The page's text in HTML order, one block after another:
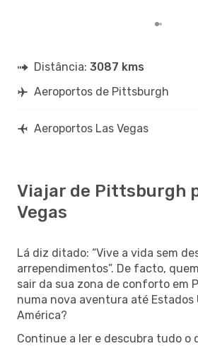
Distância: 3087 kms
Aeroportos de Pittsburgh
Aeroportos Las Vegas
Viajar de Pittsburgh
Vegas
Lá diz ditado: “Vive a vida sem
arrependimentos”. De facto,
sair da sua zona de conforto em
numa nova aventura até Estados
América?
Continue a ler e descubra tudo o